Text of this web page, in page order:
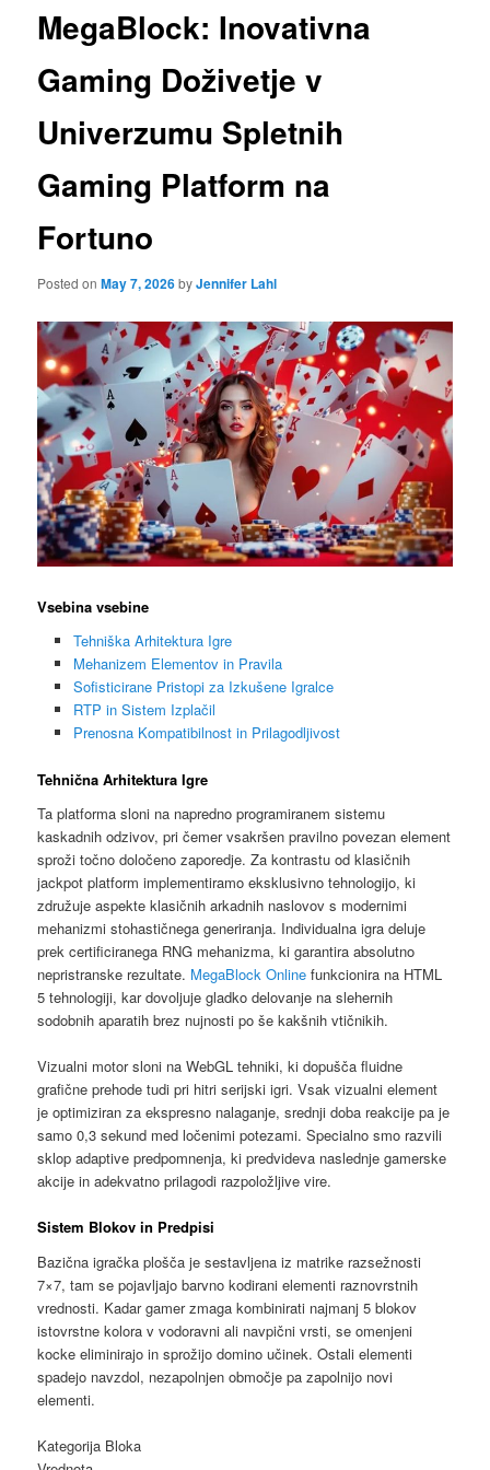
MegaBlock: Inovativna
Gaming Doživetje v
Univerzumu Spletnih
Gaming Platform na
Fortuno
Posted onMay 7, 2026byJennifer Lahl
Vsebina vsebine
Tehniška Arhitektura Igre
Mehanizem Elementov in Pravila
Sofisticirane Pristopi za Izkušene Igralce
RTP in Sistem Izplačil
Prenosna Kompatibilnost in Prilagodljivost
Tehnična Arhitektura Igre
Ta platforma sloni na napredno programiranem sistemu
kaskadnih odzivov, pri čemer vsakršen pravilno povezan element
sproži točno določeno zaporedje. Za kontrastu od klasičnih
jackpot platform implementiramo eksklusivno tehnologijo, ki
združuje aspekte klasičnih arkadnih naslovov s modernimi
mehanizmi stohastičnega generiranja. Individualna igra deluje
prek certificiranega RNG mehanizma, ki garantira absolutno
nepristranske rezultate. MegaBlock Online funkcionira na HTML
5 tehnologiji, kar dovoljuje gladko delovanje na slehernih
sodobnih aparatih brez nujnosti po še kakšnih vtičnikih.
Vizualni motor sloni na WebGL tehniki, ki dopušča fluidne
grafične prehode tudi pri hitri serijski igri. Vsak vizualni element
je optimiziran za ekspresno nalaganje, srednji doba reakcije pa je
samo 0,3 sekund med ločenimi potezami. Specialno smo razvili
sklop adaptive predpomnenja, ki predvideva naslednje gamerske
akcije in adekvatno prilagodi razpoložljive vire.
Sistem Blokov in Predpisi
Bazična igračka plošča je sestavljena iz matrike razsežnosti
7×7, tam se pojavljajo barvno kodirani elementi raznovrstnih
vrednosti. Kadar gamer zmaga kombinirati najmanj 5 blokov
istovrstne kolora v vodoravni ali navpični vrsti, se omenjeni
kocke eliminirajo in sprožijo domino učinek. Ostali elementi
spadejo navzdol, nezapolnjen območje pa zapolnijo novi
elementi.
Kategorija Bloka